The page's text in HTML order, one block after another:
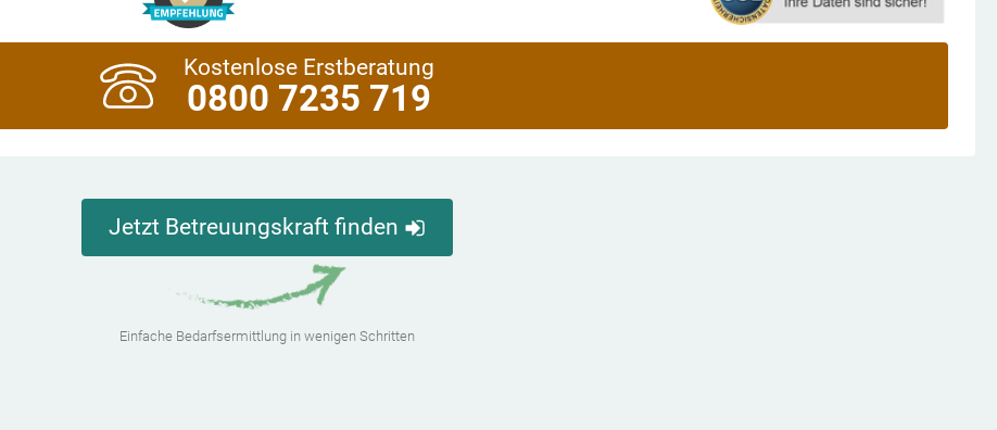
Kostenlose Erstberatung
0800 7235 719
Jetzt Betreuungskraft finden
Einfache Bedarfsermittlung in wenigen Schritten